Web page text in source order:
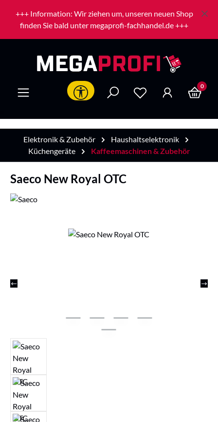
Zum Hauptinhalt springen
+++ Information: Wir ziehen um, unseren neuen Shop
finden Sie bald unter megaprofi-fachhandel.de +++
Werkzeugleiste anzeigen 0
Elektronik & Zubehör
Haushaltselektronik
Küchengeräte
Kaffeemaschinen & Zubehör
Saeco New Royal OTC
Bildergalerie überspringen